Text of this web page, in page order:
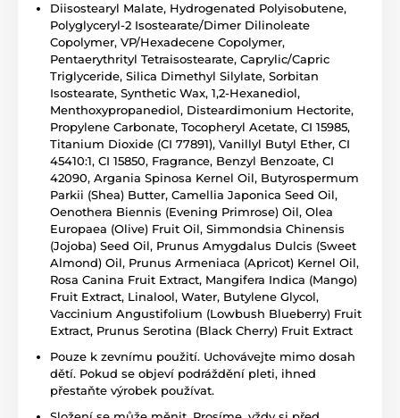
Diisostearyl Malate, Hydrogenated Polyisobutene,
Polyglyceryl-2 Isostearate/Dimer Dilinoleate
Copolymer, VP/Hexadecene Copolymer,
Pentaerythrityl Tetraisostearate, Caprylic/Capric
Triglyceride, Silica Dimethyl Silylate, Sorbitan
Isostearate, Synthetic Wax, 1,2-Hexanediol,
Menthoxypropanediol, Disteardimonium Hectorite,
Propylene Carbonate, Tocopheryl Acetate, CI 15985,
Titanium Dioxide (CI 77891), Vanillyl Butyl Ether, CI
45410:1, CI 15850, Fragrance, Benzyl Benzoate, CI
42090, Argania Spinosa Kernel Oil, Butyrospermum
Parkii (Shea) Butter, Camellia Japonica Seed Oil,
Oenothera Biennis (Evening Primrose) Oil, Olea
Europaea (Olive) Fruit Oil, Simmondsia Chinensis
(Jojoba) Seed Oil, Prunus Amygdalus Dulcis (Sweet
Almond) Oil, Prunus Armeniaca (Apricot) Kernel Oil,
Rosa Canina Fruit Extract, Mangifera Indica (Mango)
Fruit Extract, Linalool, Water, Butylene Glycol,
Vaccinium Angustifolium (Lowbush Blueberry) Fruit
Extract, Prunus Serotina (Black Cherry) Fruit Extract
Pouze k zevnímu použití. Uchovávejte mimo dosah
dětí. Pokud se objeví podráždění pleti, ihned
přestaňte výrobek používat.